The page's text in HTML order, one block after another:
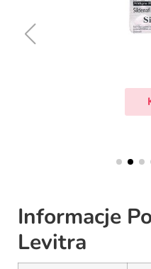
Informacje
Levitra